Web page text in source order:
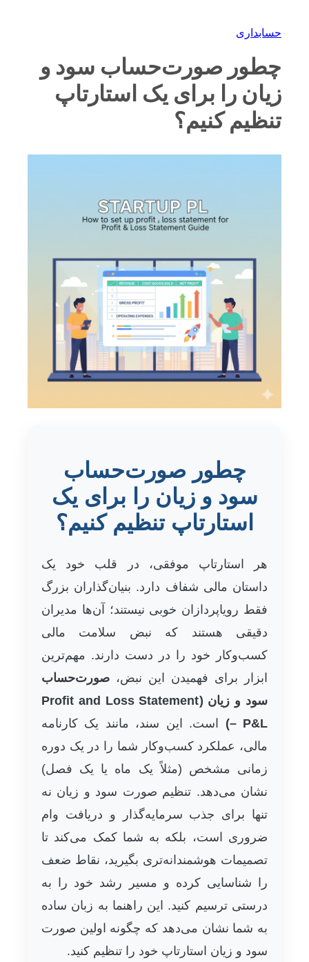
حسابداری
چطور صورت‌حساب سود و
زیان را برای یک استارتاپ
تنظیم کنیم؟
چطور صورت‌حساب
سود و زیان را برای یک
استارتاپ تنظیم کنیم؟
هر استارتاپ موفقی، در قلب خود یک
داستان مالی شفاف دارد. بنیان‌گذاران بزرگ
فقط رویاپردازان خوبی نیستند؛ آن‌ها مدیران
دقیقی هستند که نبض سلامت مالی
کسب‌وکار خود را در دست دارند. مهم‌ترین
ابزار برای فهمیدن این نبض، صورت‌حساب
سود و زیان (Profit and Loss Statement
– P&L)
است. این سند، مانند یک کارنامه
مالی، عملکرد کسب‌وکار شما را در یک دوره
زمانی مشخص (مثلاً یک ماه یا یک فصل)
نشان می‌دهد. تنظیم صورت سود و زیان نه
تنها برای جذب سرمایه‌گذار و دریافت وام
ضروری است، بلکه به شما کمک می‌کند تا
تصمیمات هوشمندانه‌تری بگیرید، نقاط ضعف
را شناسایی کرده و مسیر رشد خود را به
درستی ترسیم کنید. این راهنما به زبان ساده
به شما نشان می‌دهد که چگونه اولین صورت
سود و زیان استارتاپ خود را تنظیم کنید.